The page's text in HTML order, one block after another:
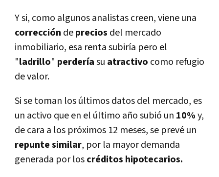
Y si, como algunos analistas creen, viene una
corrección deprecios del mercado
inmobiliario, esa renta subirí­a pero el
"ladrillo" perderí­asu atractivo como refugio
de valor.
Si se toman los últimos datos del mercado, es
un activo que en el último año subió un 10%y,
de cara a los próximos 12 meses, se prevé un
repunte similar, por la mayor demanda
generada por loscréditos hipotecarios.